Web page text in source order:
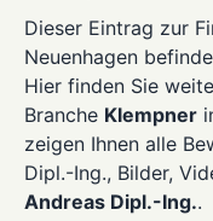
Dieser Eintrag zur
Neuenhagen
Hier finden Sie
Branche Klempner
zeigen Ihnen alle
Dipl.-Ing., Bilder,
Andreas Dipl.-Ing..